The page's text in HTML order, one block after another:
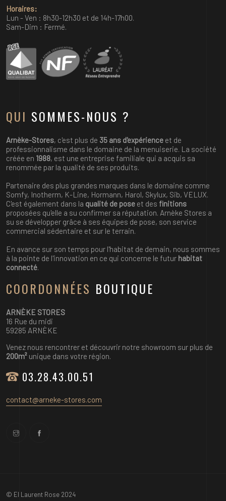
Horaires:
Lun - Ven : 8h30-12h30 et de 14h-17h00.
Sam-Dim : Fermé.
QUI SOMMES-NOUS ?
Arnèke-Stores, c'est plus de 35 ans d'expérience et de
professionnalisme dans le domaine de la menuiserie. La société
créée en 1988, est une entreprise familiale qui a acquis sa
renommée par la qualité de ses produits.
Partenaire des plus grandes marques dans le domaine comme
Somfy, Inotherm, K-Line, Hormann, Harol, Skylux, Sib, VELUX.
C'est également dans la qualité de pose et des finitions
proposées qu'elle a su confirmer sa réputation. Arnèke Stores a
su se développer grâce à ses équipes de pose, son service
commercial sédentaire et sur le terrain.
En avance sur son temps pour l'habitat de demain, nous sommes
à la pointe de l'innovation en ce qui concerne le futur habitat
connecté.
COORDONNÉES BOUTIQUE
ARNÈKE STORES
16 Rue du midi
59285 ARNÈKE
Venez nous rencontrer et découvrir notre showroom sur plus de
200m² unique dans votre région.
03.28.43.00.51
contact@arneke-stores.com
© EI Laurent Rose 2024